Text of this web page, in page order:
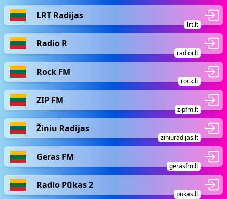
LRT Radijas
lrt.lt
Radio R
radior.lt
Rock FM
rock.lt
ZIP FM
zipfm.lt
Žiniu Radijas
ziniuradijas.lt
Geras FM
gerasfm.lt
Radio Pūkas 2
pukas.lt